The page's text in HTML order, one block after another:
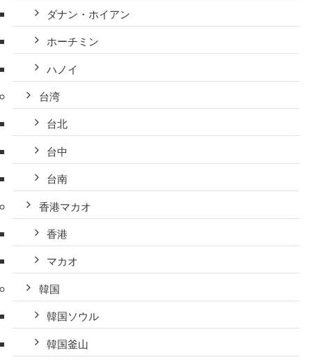
ダナン・ホイアン
ホーチミン
ハノイ
台湾
台北
台中
台南
香港マカオ
香港
マカオ
韓国
韓国ソウル
韓国釜山